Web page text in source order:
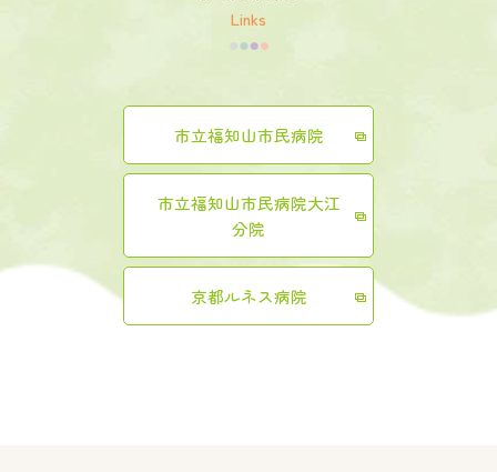
Links
市立福知山市民病院
市立福知山市民病院大江
分院
京都ルネス病院